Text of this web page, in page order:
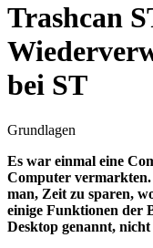
Trashcan
bei ST
Grundlagen
Es war einmal eine
Computer vermarkten.
man, Zeit zu sparen,
einige Funktionen der
Desktop genannt,